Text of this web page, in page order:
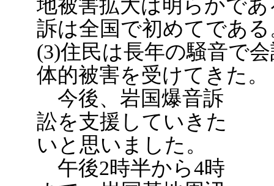
地被害拡大は明らかで
訴は全国で初めてである
(3)住民は長年の騒音で
体的被害を受けてきた。
今後、岩国爆音訴
訟を支援していきた
いと思いました。
午後2時半から4時